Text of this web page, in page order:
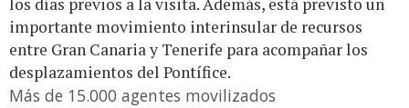
los días previos a la visita. Además, está previsto un
importante movimiento interinsular de recursos
entre Gran Canaria y Tenerife para acompañar los
desplazamientos del Pontífice.
Más de 15.000 agentes movilizados